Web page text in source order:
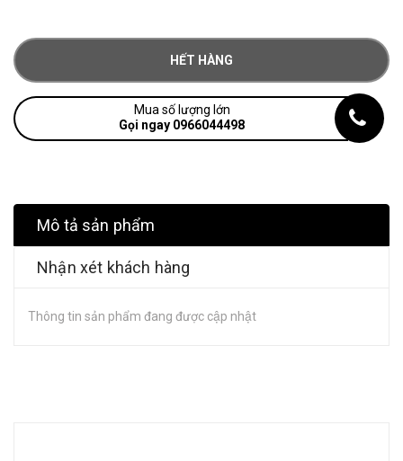
HẾT HÀNG
Mua số lượng lớn
Gọi ngay 0966044498
Mô tả sản phẩm
Nhận xét khách hàng
Thông tin sản phẩm đang được cập nhật